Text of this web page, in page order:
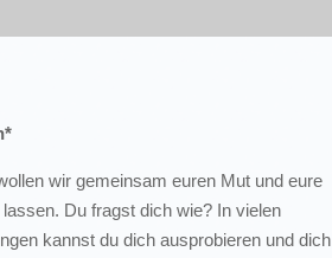
wir gemeinsam euren Mut und eure
Du fragst dich wie? In vielen
kannst du dich ausprobieren und dich